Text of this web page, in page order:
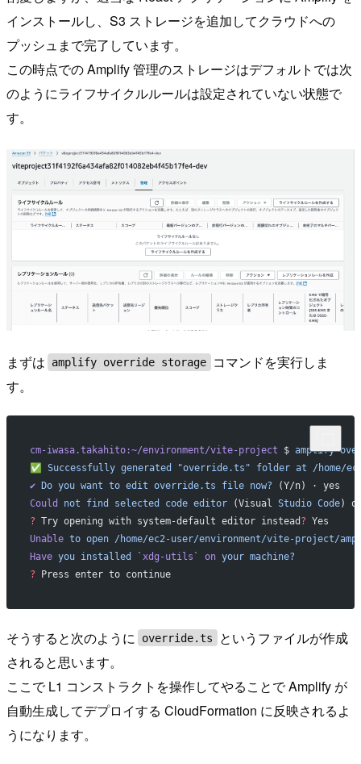
インストールし、S3 ストレージを追加してクラウドへの
プッシュまで完了しています。
この時点での Amplify 管理のストレージはデフォルトでは次
のようにライフサイクルルールは設定されていない状態で
す。
まずは amplify override storage
コマンドを実行しま
す。
cm-iwasa.takahito:~/environment/vite-project $ amplify
✅
Successfully generated "override.ts" folder at /home/
✔ Do you want to edit override.ts file now? (Y/n) · yes
Could
not find selected code editor (Visual Studio Code)
? Try opening with system-default editor instead ? Yes
Unable to open /home/ec2-user/environment/vite-project/
Have you installed ` xdg-utils ` on your machine?
? Press enter to continue
そうすると次のように override.ts
というファイルが作成
されると思います。
ここで L1 コンストラクトを操作してやることで Amplify が
自動生成してデプロイする CloudFormation に反映されるよ
うになります。